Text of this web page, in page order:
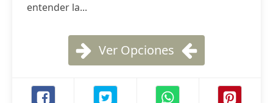
entender la...
Ver Opciones